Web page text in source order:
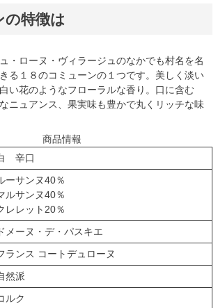
の特徴は
・ローヌ・ヴィラージュのなかでも村名を名
る１８のコミューンの１つです。美しく淡い
い花のようなフローラルな香り。口に含む
ニュアンス、果実味も豊かで丸くリッチな味
商品情報
辛口
ーサンヌ40％
ルサンヌ40％
レレット20％
ドメーヌ・デ・パスキエ
ランス コートデュローヌ
然派
ルク